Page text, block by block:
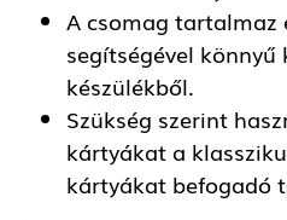
A csomag tartalmaz
segítségével
készülékből.
Szükség szerint
kártyákat a
kártyákat befogadó